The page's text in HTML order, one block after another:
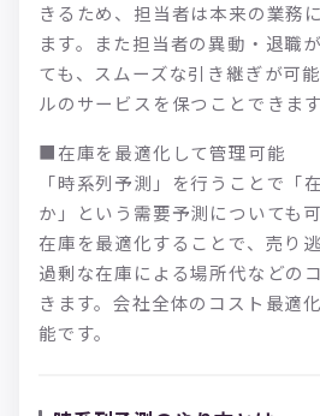
きるため、担当者は本来の業務
ます。また担当者の異動・退職
ても、スムーズな引き継ぎが可
ルのサービスを保つことできます
■在庫を最適化して管理可能
「時系列予測」を行うことで「
か」という需要予測についても
在庫を最適化することで、売り
過剰な在庫による場所代などの
きます。会社全体のコスト最適
能です。